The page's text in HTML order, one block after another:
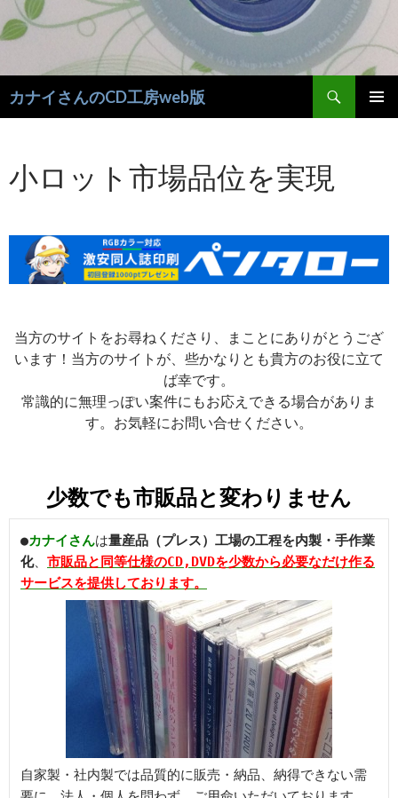
カナイさんのCD工房web版
索
ン
ツ
小ロット市場品位を実現
当方のサイトをお尋ねくださり、まことにありがとうござ
います！当方のサイトが、些かなりとも貴方のお役に立て
ば幸です。
常識的に無理っぽい案件にもお応えできる場合がありま
す。お気軽にお問い合せください。
少数でも市販品と変わりません
●カナイさんは量産品（プレス）工場の工程を内製・手作業
化、 市販品と同等仕様のCD,DVDを少数から必要なだけ作る
サービスを提供しております。
自家製・社内製では品質的に販売・納品、納得できない需